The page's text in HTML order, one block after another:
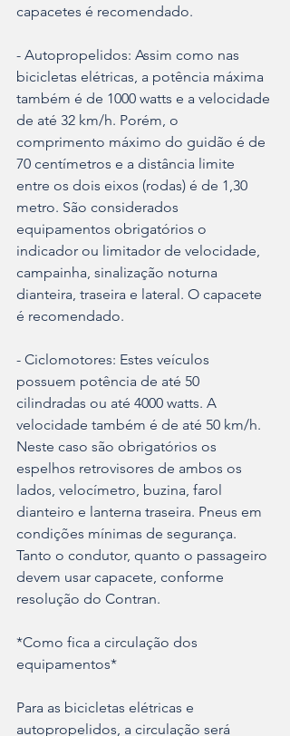
capacetes é recomendado.
- Autopropelidos: Assim como nas
bicicletas elétricas, a potência máxima
também é de 1000 watts e a velocidade
de até 32 km/h. Porém, o
comprimento máximo do guidão é de
70 centímetros e a distância limite
entre os dois eixos (rodas) é de 1,30
metro. São considerados
equipamentos obrigatórios o
indicador ou limitador de velocidade,
campainha, sinalização noturna
dianteira, traseira e lateral. O capacete
é recomendado.
- Ciclomotores: Estes veículos
possuem potência de até 50
cilindradas ou até 4000 watts. A
velocidade também é de até 50 km/h.
Neste caso são obrigatórios os
espelhos retrovisores de ambos os
lados, velocímetro, buzina, farol
dianteiro e lanterna traseira. Pneus em
condições mínimas de segurança.
Tanto o condutor, quanto o passageiro
devem usar capacete, conforme
resolução do Contran.
*Como fica a circulação dos
equipamentos*
Para as bicicletas elétricas e
autopropelidos, a circulação será